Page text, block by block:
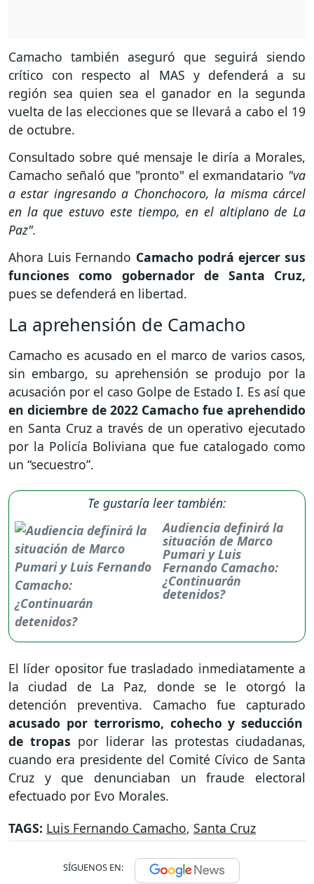
Camacho también aseguró que seguirá siendo
crítico con respecto al MAS y defenderá a su
región sea quien sea el ganador en la segunda
vuelta de las elecciones que se llevará a cabo el 19
de octubre.
Consultado sobre qué mensaje le diría a Morales,
Camacho señaló que "pronto" el exmandatario "va
a estar ingresando a Chonchocoro, la misma cárcel
en la que estuvo este tiempo, en el altiplano de La
Paz".
Ahora Luis Fernando Camacho podrá ejercer sus
funciones como gobernador de Santa Cruz,
pues se defenderá en libertad.
La aprehensión de Camacho
Camacho es acusado en el marco de varios casos,
sin embargo, su aprehensión se produjo por la
acusación por el caso Golpe de Estado I. Es así que
en diciembre de 2022 Camacho fue aprehendido
en Santa Cruz a través de un operativo ejecutado
por la Policía Boliviana que fue catalogado como
un “secuestro”.
Te gustaría leer también:
Audiencia definirá la
situación de Marco
Pumari y Luis
Fernando Camacho:
¿Continuarán
detenidos?
El líder opositor fue trasladado inmediatamente a
la ciudad de La Paz, donde se le otorgó la
detención preventiva. Camacho fue capturado
acusado por terrorismo, cohecho y seducción
de tropas por liderar las protestas ciudadanas,
cuando era presidente del Comité Cívico de Santa
Cruz y que denunciaban un fraude electoral
efectuado por Evo Morales.
TAGS: Luis Fernando Camacho, Santa Cruz
SÍGUENOS EN: